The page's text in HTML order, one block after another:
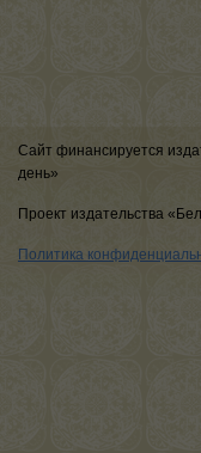
Сайт финансируется
день»
Проект издательства
Политика